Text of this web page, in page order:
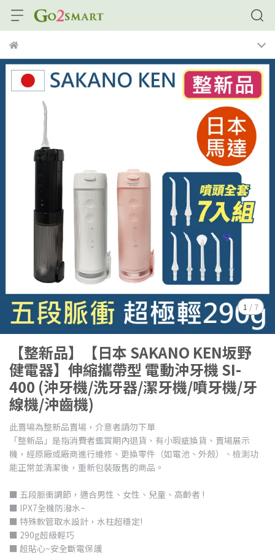
1 / 7
【整新品】【日本 SAKANO KEN坂野
健電器】伸縮攜帶型 電動沖牙機 SI-
400 (沖牙機/洗牙器/潔牙機/噴牙機/牙
線機/沖齒機)
此賣場為整新品賣場，介意者請勿下單
「整新品」是指消費者鑑賞期內退貨、有小瑕疵換貨、賣場展示
機，經原廠或廠商進行維修、更換零件（如電池、外殼）、檢測功
能正常並清潔後，重新包裝販售的商品。
■ 五段脈衝調節，適合男性、女性、兒童、高齡者 !
■ IPX7全機防潑水~
■ 特殊軟管取水設計，水柱超穩定!
■ 290g超級輕巧
■ 超貼心~安全斷電保護